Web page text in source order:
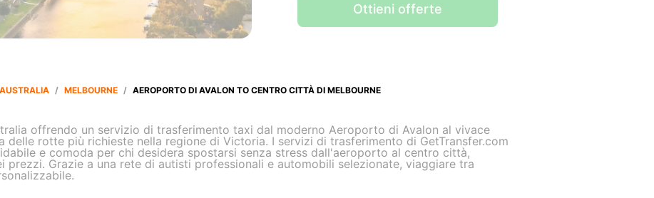
Ottieni offerte
AUSTRALIA / MELBOURNE / AEROPORTO DI AVALON TO CENTRO CITTÀ DI MELBOURNE
offrendo un servizio di trasferimento taxi dal moderno Aeroporto di Avalon al vivace
delle rotte più richieste nella regione di Victoria. I servizi di trasferimento di GetTransfer.com
e comoda per chi desidera spostarsi senza stress dall'aeroporto al centro città,
prezzi. Grazie a una rete di autisti professionali e automobili selezionate, viaggiare tra